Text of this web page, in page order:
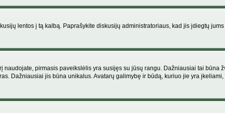
lentos į tą kalbą. Paprašykite diskusijų administratoriaus, kad jis įdiegtų
pirmasis paveikslėlis yra susijęs su jūsų rangu. Dažniausiai tai
Dažniausiai jis būna unikalus. Avatarų galimybę ir būdą, kuriuo jie yra